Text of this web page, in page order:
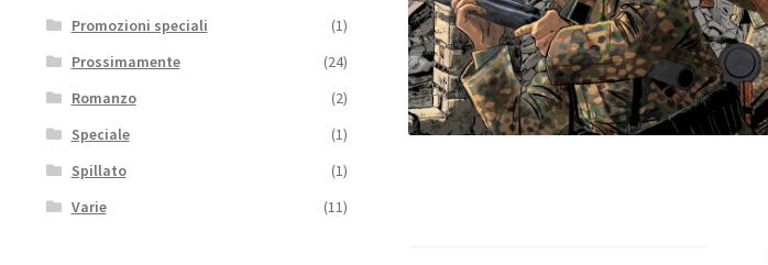
Promozioni speciali
(1)
Prossimamente
(24)
Romanzo
(2)
Speciale
(1)
Spillato
(1)
Varie
(11)